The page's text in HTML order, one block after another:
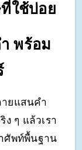
ใช้บ่อย
พร้อม
ยแสนคำ
ง ๆ แล้วเรา
ศัพท์พื้นฐาน